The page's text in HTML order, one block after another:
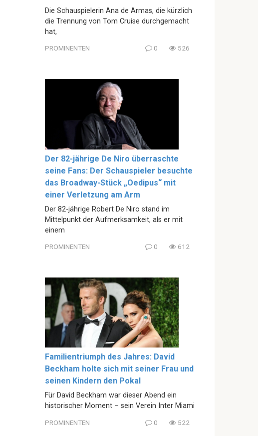
Die Schauspielerin Ana de Armas, die kürzlich
die Trennung von Tom Cruise durchgemacht
hat,
PROMINENTEN 0 526
Der 82-jährige De Niro überraschte
seine Fans: Der Schauspieler besuchte
das Broadway-Stück „Oedipus“ mit
einer Verletzung am Arm
Der 82-jährige Robert De Niro stand im
Mittelpunkt der Aufmerksamkeit, als er mit
einem
PROMINENTEN 0 612
Familientriumph des Jahres: David
Beckham holte sich mit seiner Frau und
seinen Kindern den Pokal
Für David Beckham war dieser Abend ein
historischer Moment – sein Verein Inter Miami
PROMINENTEN 0 522